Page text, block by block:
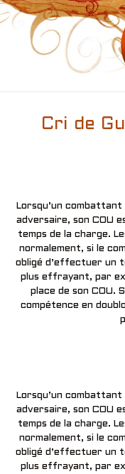
Skip
to
content
Cri de
Lorsqu’un
adversaire, son COU
temps de la charge.
normalement, si le
obligé d’effectuer un
plus effrayant, par
place de son COU.
compétence en
Lorsqu’un
adversaire, son COU
temps de la charge.
normalement, si le
obligé d’effectuer un
plus effrayant, par